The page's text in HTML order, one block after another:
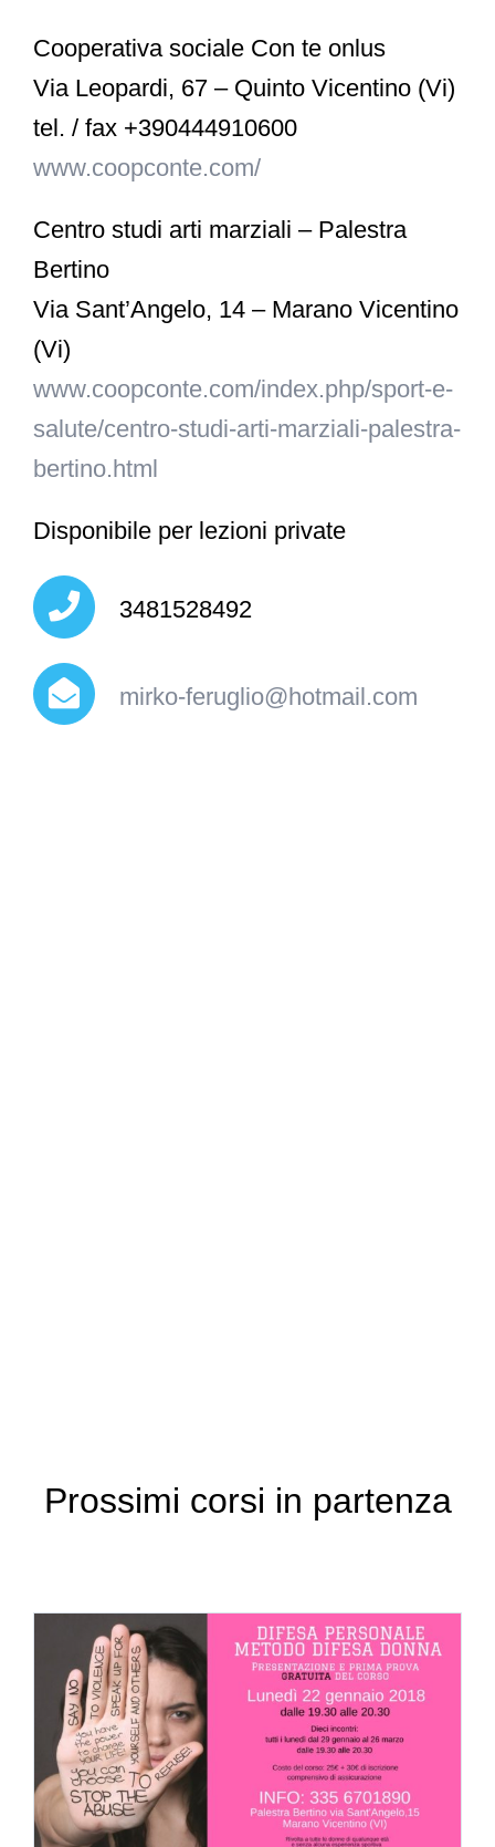
Cooperativa sociale Con te onlus
Via Leopardi, 67 – Quinto Vicentino (Vi)
tel. / fax +390444910600
www.coopconte.com/
Centro studi arti marziali – Palestra
Bertino
Via Sant’Angelo, 14 – Marano Vicentino
(Vi)
www.coopconte.com/index.php/sport-e-
salute/centro-studi-arti-marziali-palestra-
bertino.html
Disponibile per lezioni private
3481528492
mirko-feruglio@hotmail.com
Prossimi corsi in partenza